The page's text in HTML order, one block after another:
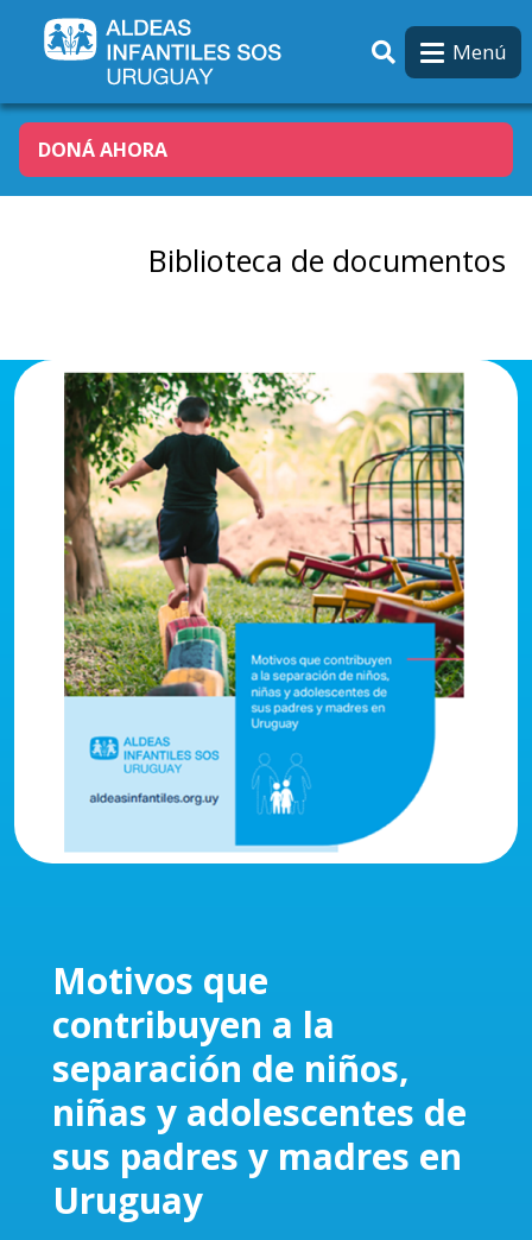
Menú
DONÁ AHORA
Biblioteca de documentos
Motivos que
contribuyen a la
separación de niños,
niñas y adolescentes de
sus padres y madres en
Uruguay